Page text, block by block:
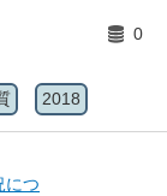
0
2018
につ